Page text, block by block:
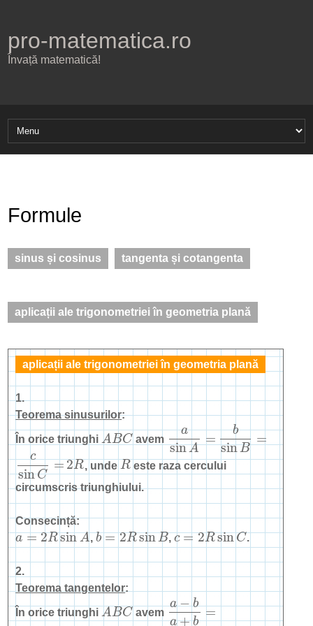
pro-matematica.ro
Învață matematică!
Formule
sinus și cosinus tangenta și cotangenta
aplicații ale trigonometriei în geometria plană
aplicații ale trigonometriei în geometria plană
1.
Teorema sinusurilor:
În orice triunghi ABC
ABC avem
a
sinA
=
asinA=
b
sinB
=
bsinB=
c
sinC
=
csinC= 2R
2R , unde R
R este raza cercului
circumscris triunghiului.
Consecință:
a = 2Rsin A
a=2RsinA , b = 2RsinB
b=2RsinB , c = 2Rsin C
c=2RsinC .
2.
Teorema tangentelor:
În orice triunghi ABC
ABC avem
a − b
a + b
=
a−ba+b =